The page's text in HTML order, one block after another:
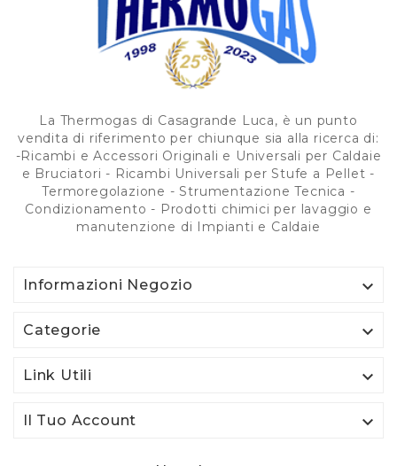
La Thermogas di Casagrande Luca, è un punto
vendita di riferimento per chiunque sia alla ricerca di:
-Ricambi e Accessori Originali e Universali per Caldaie
e Bruciatori - Ricambi Universali per Stufe a Pellet -
Termoregolazione - Strumentazione Tecnica -
Condizionamento - Prodotti chimici per lavaggio e
manutenzione di Impianti e Caldaie
Informazioni Negozio 
Categorie 
Link Utili 
Il Tuo Account 